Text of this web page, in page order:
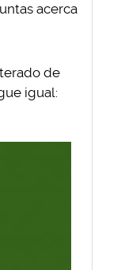
acerca
de
igual: